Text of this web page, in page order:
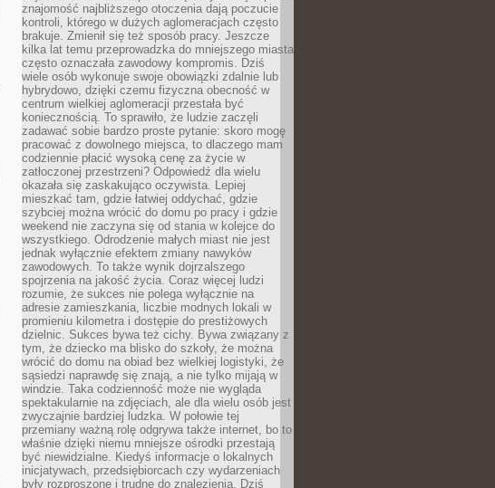
znajomość najbliższego otoczenia dają poczucie
kontroli, którego w dużych aglomeracjach często
brakuje. Zmienił się też sposób pracy. Jeszcze
kilka lat temu przeprowadzka do mniejszego miasta
często oznaczała zawodowy kompromis. Dziś
wiele osób wykonuje swoje obowiązki zdalnie lub
hybrydowo, dzięki czemu fizyczna obecność w
centrum wielkiej aglomeracji przestała być
koniecznością. To sprawiło, że ludzie zaczęli
zadawać sobie bardzo proste pytanie: skoro mogę
pracować z dowolnego miejsca, to dlaczego mam
codziennie płacić wysoką cenę za życie w
zatłoczonej przestrzeni? Odpowiedź dla wielu
okazała się zaskakująco oczywista. Lepiej
mieszkać tam, gdzie łatwiej oddychać, gdzie
szybciej można wrócić do domu po pracy i gdzie
weekend nie zaczyna się od stania w kolejce do
wszystkiego. Odrodzenie małych miast nie jest
jednak wyłącznie efektem zmiany nawyków
zawodowych. To także wynik dojrzalszego
spojrzenia na jakość życia. Coraz więcej ludzi
rozumie, że sukces nie polega wyłącznie na
adresie zamieszkania, liczbie modnych lokali w
promieniu kilometra i dostępie do prestiżowych
dzielnic. Sukces bywa też cichy. Bywa związany z
tym, że dziecko ma blisko do szkoły, że można
wrócić do domu na obiad bez wielkiej logistyki, że
sąsiedzi naprawdę się znają, a nie tylko mijają w
windzie. Taka codzienność może nie wygląda
spektakularnie na zdjęciach, ale dla wielu osób jest
zwyczajnie bardziej ludzka. W połowie tej
przemiany ważną rolę odgrywa także internet, bo to
właśnie dzięki niemu mniejsze ośrodki przestają
być niewidzialne. Kiedyś informacje o lokalnych
inicjatywach, przedsiębiorcach czy wydarzeniach
były rozproszone i trudne do znalezienia. Dziś